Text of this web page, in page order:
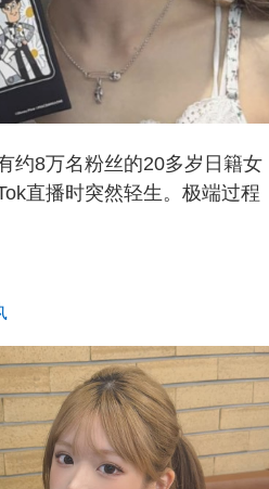
约8万名粉丝的20多岁日籍女
直播时突然轻生。极端过程